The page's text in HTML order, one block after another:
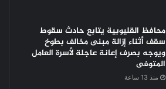
محافظ القليوبية يتابع حادث سقوط
سقف أثناء إزالة مبنى مخالف بطوخ
ويوجه بصرف إعانة عاجلة لأسرة العامل
المتوفى
منذ 13 ساعة